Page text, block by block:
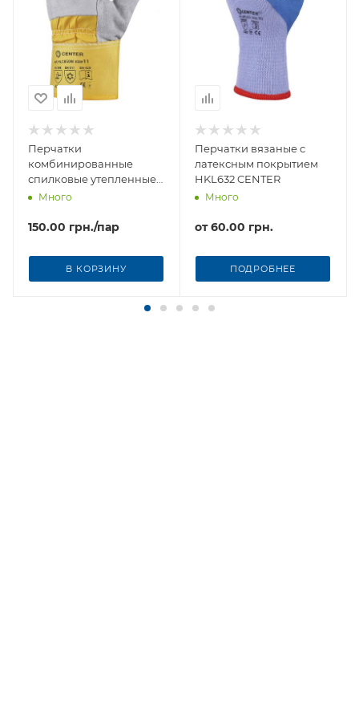
Перчатки
комбинированные
спилковые утепленные
мех HLC850W CENTER
Много
150.00 грн./пар
В КОРЗИНУ
Перчатки вязаные с
латексным покрытием
HKL632 CENTER
Много
от60.00 грн.
ПОДРОБНЕЕ